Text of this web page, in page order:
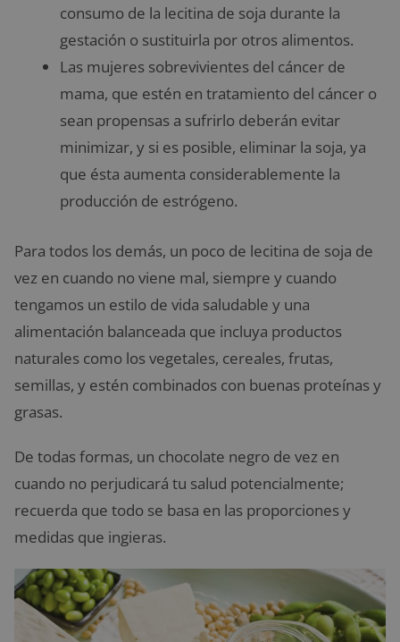
consumo de la lecitina de soja durante la
gestación o sustituirla por otros alimentos.
Las mujeres sobrevivientes del cáncer de
mama, que estén en tratamiento del cáncer o
sean propensas a sufrirlo deberán evitar
minimizar, y si es posible, eliminar la soja, ya
que ésta aumenta considerablemente la
producción de estrógeno.
Para todos los demás, un poco de lecitina de soja de
vez en cuando no viene mal, siempre y cuando
tengamos un estilo de vida saludable y una
alimentación balanceada que incluya productos
naturales como los vegetales, cereales, frutas,
semillas, y estén combinados con buenas proteínas y
grasas.
De todas formas, un chocolate negro de vez en
cuando no perjudicará tu salud potencialmente;
recuerda que todo se basa en las proporciones y
medidas que ingieras.